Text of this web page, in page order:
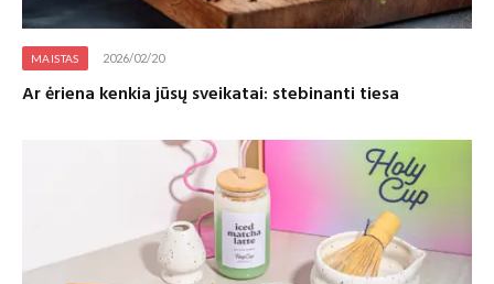
MAISTAS 2026/02/20
Ar ėriena kenkia jūsų sveikatai: stebinanti tiesa